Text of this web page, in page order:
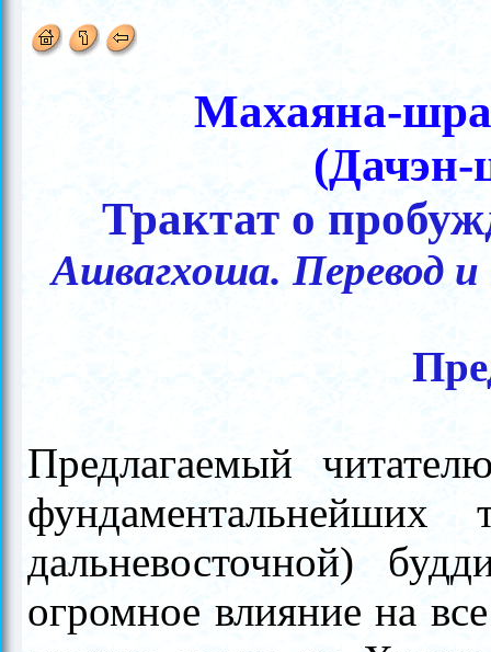
Махаяна-
(Дачэн-
Трактат о
Ашвагхоша. Перевод
Предлагаемый
дальневосточной)
огромное влияние на